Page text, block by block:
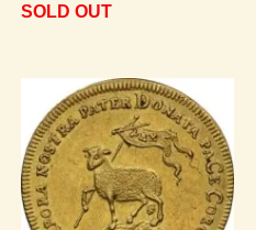
SOLD OUT